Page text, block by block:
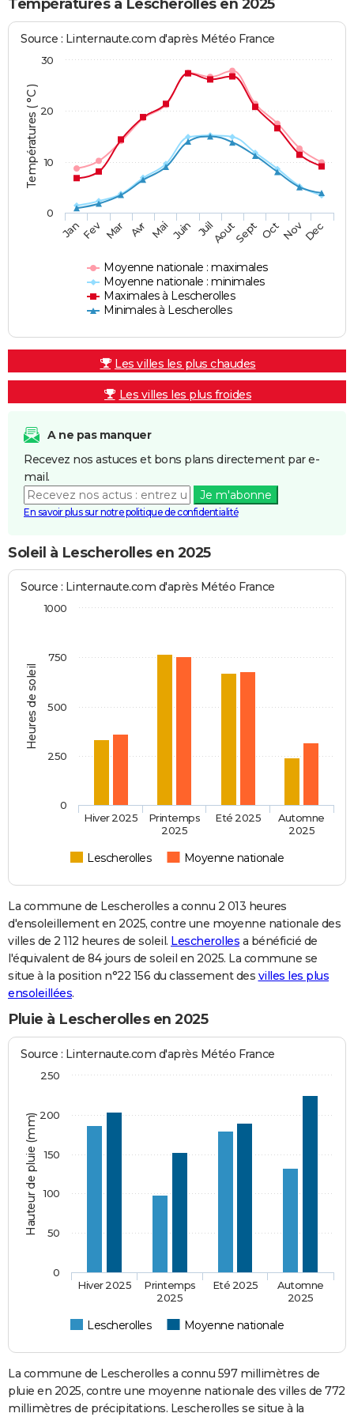
Températures à Lescherolles en 2025
Températures ( °C )
Source : Linternaute.com d'après Météo France
Moyenne nationale : maximales
Moyenne nationale : minimales
Maximales à Lescherolles
Minimales à Lescherolles
JanFev Mar Avr Mai Juin JuilAoutSept OctNovDec
0
10
20
30
Les villes les plus chaudes
Les villes les plus froides
A ne pas manquer
Recevez nos astuces et bons plans directement par e-
mail.
Je m'abonne
En savoir plus sur notre politique de confidentialité
Soleil à Lescherolles en 2025
Heures de soleil
Source : Linternaute.com d'après Météo France
Lescherolles Moyenne nationale
Hiver 2025
Printemps
2025
Eté 2025
Automne
2025
0
1000
250
500
750
La commune de Lescherolles a connu 2 013 heures
d'ensoleillement en 2025, contre une moyenne nationale des
villes de 2 112 heures de soleil. Lescherolles a bénéficié de
l'équivalent de 84 jours de soleil en 2025. La commune se
situe à la position n°22 156 du classement des villes les plus
ensoleillées.
Pluie à Lescherolles en 2025
Hauteur de pluie (mm)
Source : Linternaute.com d'après Météo France
Lescherolles Moyenne nationale
Hiver 2025
Printemps
2025
Eté 2025
Automne
2025
0
50
100
150
200
250
La commune de Lescherolles a connu 597 millimètres de
pluie en 2025, contre une moyenne nationale des villes de 772
millimètres de précipitations. Lescherolles se situe à la